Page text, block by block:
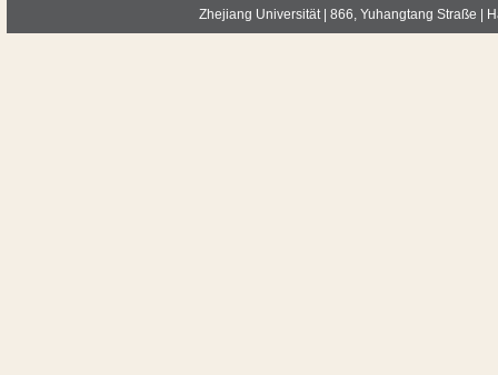
Zhejiang Universität | 866, Yuhangtang Straße |